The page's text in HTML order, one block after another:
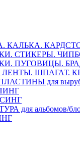
КАЛЬКА.
СТИКЕРЫ.
ПУГОВИЦЫ.
ЛЕНТЫ. ШПАГАТ.
для
для альбомов/